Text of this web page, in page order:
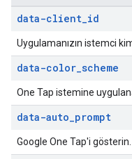
data-client_id
Uygulamanızın istemci
data-color_scheme
One Tap istemine
data-auto_prompt
Google One Tap'i gösterin.